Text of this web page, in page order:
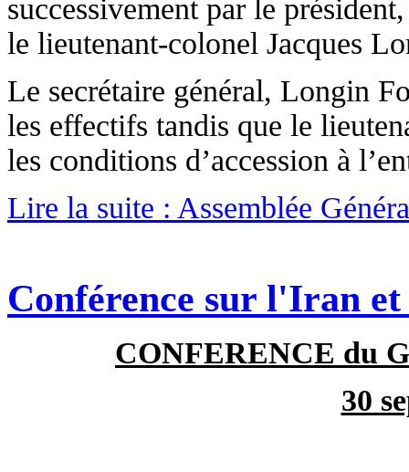
successivement par le
le lieutenant-colonel Jacques
Le secrétaire général, Longin
les effectifs tandis que le
les conditions d’accession à
Lire la suite : Assemblée
Conférence sur l'Iran et
CONFERENCE du
30